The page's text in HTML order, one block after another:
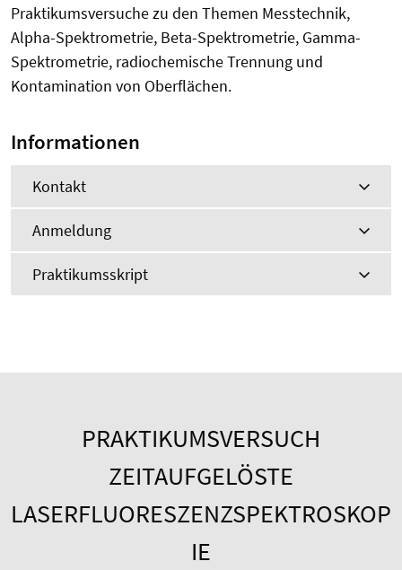
Praktikumsversuche zu den Themen Messtechnik,
Alpha-Spektrometrie, Beta-Spektrometrie, Gamma-
Spektrometrie, radiochemische Trennung und
Kontamination von Oberflächen.
Informationen
Kontakt
Anmeldung
Praktikumsskript
PRAKTIKUMSVERSUCH
ZEITAUFGELÖSTE
LASERFLUORESZENZSPEKTROSKOP
IE